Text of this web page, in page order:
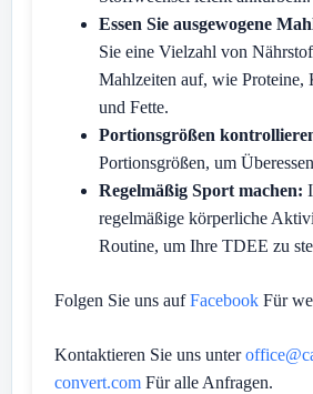
Essen Sie ausgewogene
Sie eine Vielzahl von
Mahlzeiten auf, wie Proteine,
und Fette.
Portionsgrößen
Portionsgrößen, um
Regelmäßig Sport machen:
regelmäßige körperliche
Routine, um Ihre TDEE zu
Folgen Sie uns aufFacebook Für
Kontaktieren Sie uns unter
convert.com Für alle Anfragen.